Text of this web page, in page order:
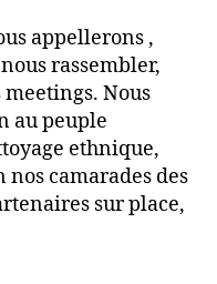
appellerons ,
rassembler,
Nous
au peuple
ethnique,
nos camarades des
sur place,